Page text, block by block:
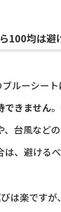
100均は避
ルーシー
できません
、台風など
、避けるべ
は楽です